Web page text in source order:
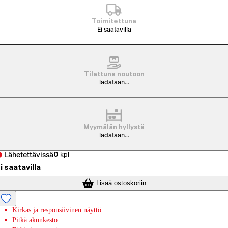
Toimitettuna
Ei saatavilla
Tilattuna noutoon
ladataan...
Myymälän hyllystä
ladataan...
Lähetettävissä0 kpl
saatavilla
Lisää ostoskoriin
Kirkas ja responsiivinen näyttö
Pitkä akunkesto